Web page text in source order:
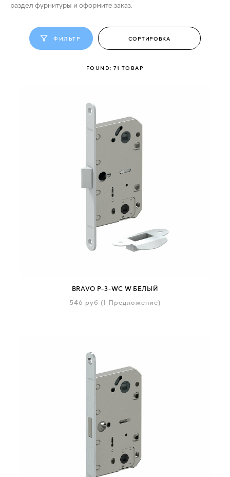
СТАТЬИ
СВЯЗАТЬСЯ
раздел фурнитуры и оформите заказ.
ФИЛЬТР
FOUND:71 ТОВАР
BRAVO P-3-WC W БЕЛЫЙ
546 руб (1 Предложение)